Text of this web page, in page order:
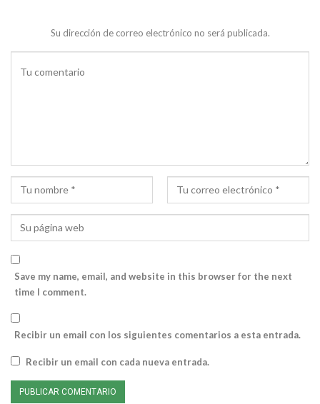
Su dirección de correo electrónico no será publicada.
Save my name, email, and website in this browser for the next
time I comment.
Recibir un email con los siguientes comentarios a esta entrada.
Recibir un email con cada nueva entrada.